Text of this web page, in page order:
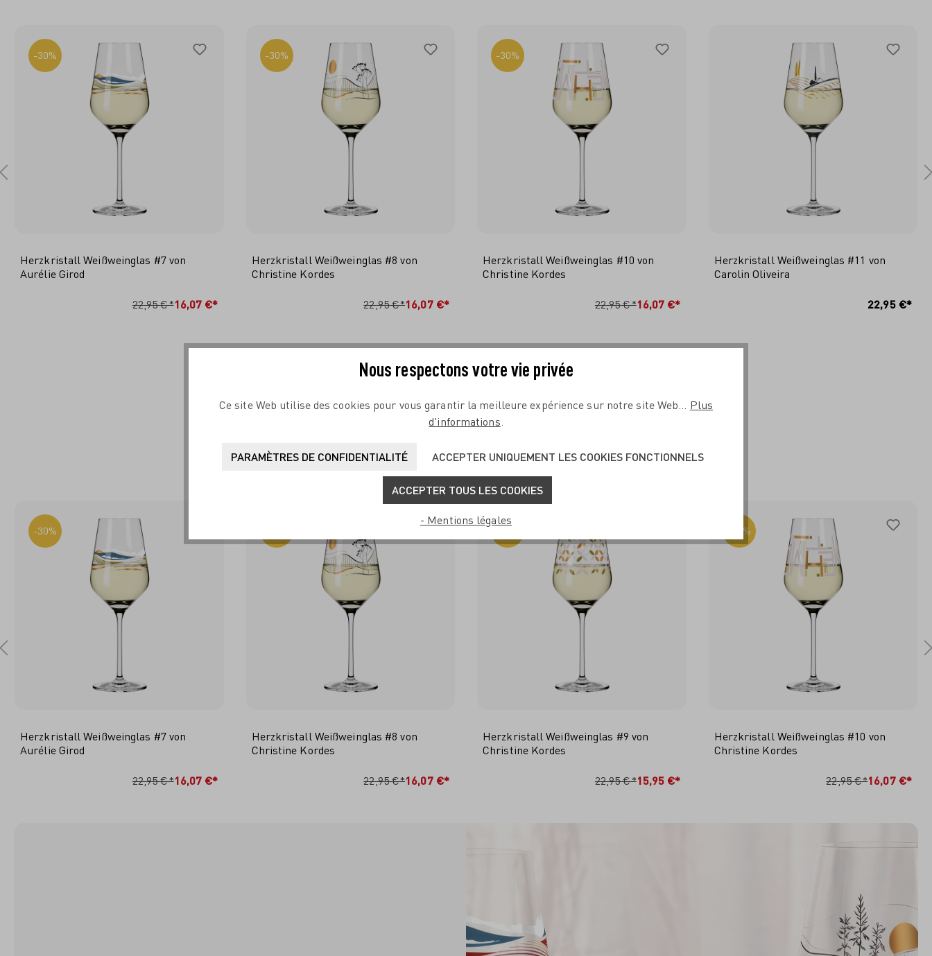
-30%
Herzkristall Weißweinglas #7 von
Aurélie Girod
22,95 €*16,07 €*
-30%
Herzkristall Weißweinglas #8 von
Christine Kordes
22,95 €*16,07 €*
-30%
Herzkristall Weißweinglas #10 von
Christine Kordes
22,95 €*16,07 €*
Herzkristall Weißweinglas #11 von
Carolin Oliveira
22,95 €*
COMPLÉTEZ VOTRE TABLE
SOUVENT ACHETÉS ENSEMBLE
-30%
Herzkristall Weißweinglas #7 von
Aurélie Girod
22,95 €*16,07 €*
Herzkristall Weißweinglas #8 von
Christine Kordes
22,95 €*16,07 €*
Herzkristall Weißweinglas #9 von
Christine Kordes
22,95 €*15,95 €*
-30%
Herzkristall Weißweinglas #10 von
Christine Kordes
22,95 €*16,07 €*
Nous respectons votre vie privée
Ce site Web utilise des cookies pour vous garantir la meilleure expérience sur notre site Web... Plus
d'informations
PARAMÈTRES DE CONFIDENTIALITÉ ACCEPTER UNIQUEMENT LES COOKIES FONCTIONNELS
ACCEPTER TOUS LES COOKIES
- Mentions légales